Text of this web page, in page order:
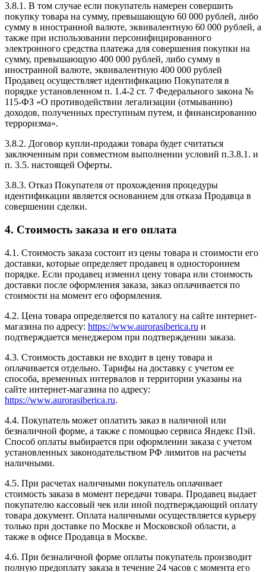
3.8.1. В том случае если покупатель намерен совершить
покупку товара на сумму, превышающую 60 000 рублей, либо
сумму в иностранной валюте, эквивалентную 60 000 рублей, а
также при использовании персонифицированного
электронного средства платежа для совершения покупки на
сумму, превышающую 400 000 рублей, либо сумму в
иностранной валюте, эквивалентную 400 000 рублей
Продавец осуществляет идентификацию Покупателя в
порядке установленном п. 1.4-2 ст. 7 Федерального закона №
115-ФЗ «О противодействии легализации (отмыванию)
доходов, полученных преступным путем, и финансированию
терроризма».
3.8.2. Договор купли-продажи товара будет считаться
заключенным при совместном выполнении условий п.3.8.1. и
п. 3.5. настоящей Оферты.
3.8.3. Отказ Покупателя от прохождения процедуры
идентификации является основанием для отказа Продавца в
совершении сделки.
4. Стоимость заказа и его оплата
4.1. Стоимость заказа состоит из цены товара и стоимости его
доставки, которые определяет продавец в одностороннем
порядке. Если продавец изменил цену товара или стоимость
доставки после оформления заказа, заказ оплачивается по
стоимости на момент его оформления.
4.2. Цена товара определяется по каталогу на сайте интернет-
магазина по адресу: https://www.aurorasiberica.ru и
подтверждается менеджером при подтверждении заказа.
4.3. Стоимость доставки не входит в цену товара и
оплачивается отдельно. Тарифы на доставку с учетом ее
способа, временных интервалов и территории указаны на
сайте интернет-магазина по адресу:
https://www.aurorasiberica.ru.
4.4. Покупатель может оплатить заказ в наличной или
безналичной форме, а также с помощью сервиса Яндекс Пэй.
Способ оплаты выбирается при оформлении заказа с учетом
установленных законодательством РФ лимитов на расчеты
наличными.
4.5. При расчетах наличными покупатель оплачивает
стоимость заказа в момент передачи товара. Продавец выдает
покупателю кассовый чек или иной подтверждающий оплату
товара документ. Оплата наличными осуществляется курьеру
только при доставке по Москве и Московской области, а
также в офисе Продавца в Москве.
4.6. При безналичной форме оплаты покупатель производит
полную предоплату заказа в течение 24 часов с момента его